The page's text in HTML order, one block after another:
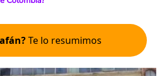
Te lo resumimos